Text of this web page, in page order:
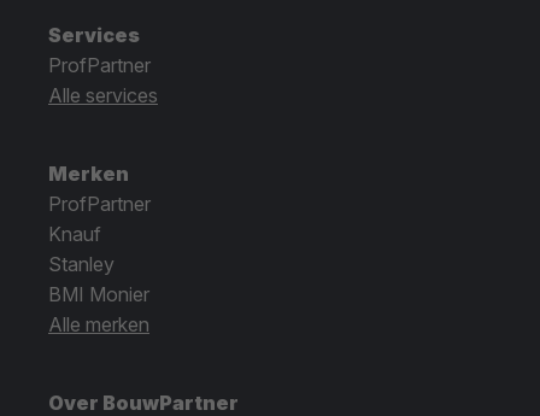
Services
ProfPartner
Alle services
Merken
ProfPartner
Knauf
Stanley
BMI Monier
Alle merken
Over BouwPartner